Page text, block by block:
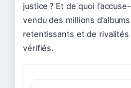
justice ? Et de quoi
vendu des millions
retentissants et de
vérifiés.